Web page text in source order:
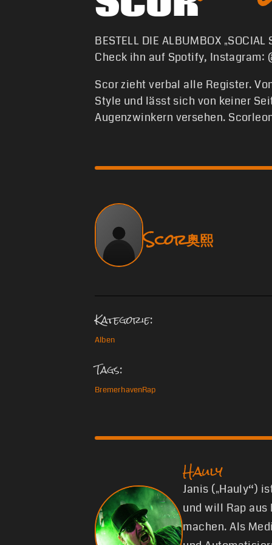
BESTELL DIE ALBUMBOX „SOCIAL
Check ihn auf Spotify, Instagram:
Scor zieht verbal alle Register.
Style und lässt sich von keiner
Augenzwinkern versehen.
Scor奥熙
Kategorie:
Alben
Tags:
BremerhavenRap
Hauly
Janis („Hauly“)
und will Rap
machen. Als